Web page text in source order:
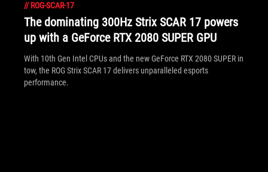
// ROG-SCAR-17
The dominating 300Hz Strix SCAR 17 powers
up with a GeForce RTX 2080 SUPER GPU
With 10th Gen Intel CPUs and the new GeForce RTX 2080 SUPER in
tow, the ROG Strix SCAR 17 delivers unparalleled esports
performance.